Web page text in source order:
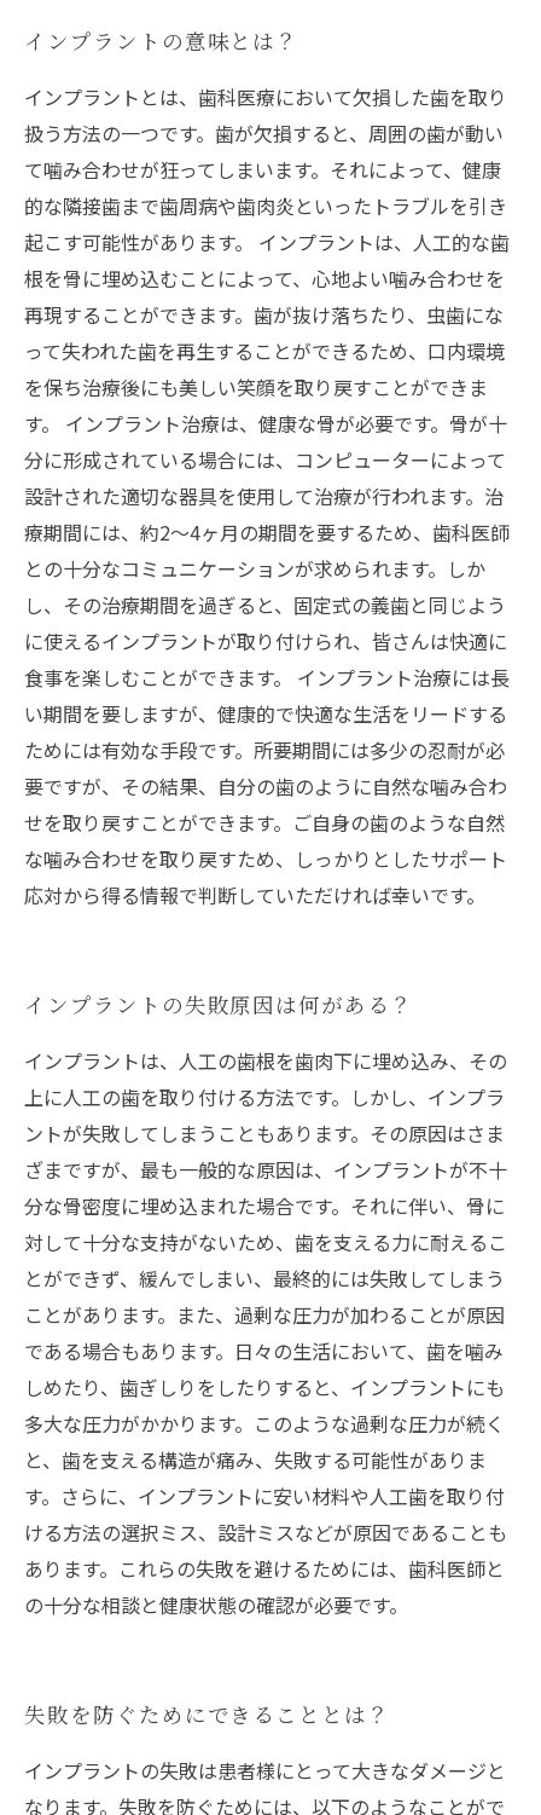
インプラントの意味とは？
インプラントとは、歯科医療において欠損した歯を取り
扱う方法の一つです。歯が欠損すると、周囲の歯が動い
て噛み合わせが狂ってしまいます。それによって、健康
的な隣接歯まで歯周病や歯肉炎といったトラブルを引き
起こす可能性があります。 インプラントは、人工的な歯
根を骨に埋め込むことによって、心地よい噛み合わせを
再現することができます。歯が抜け落ちたり、虫歯にな
って失われた歯を再生することができるため、口内環境
を保ち治療後にも美しい笑顔を取り戻すことができま
す。 インプラント治療は、健康な骨が必要です。骨が十
分に形成されている場合には、コンピューターによって
設計された適切な器具を使用して治療が行われます。治
療期間には、約2〜4ヶ月の期間を要するため、歯科医師
との十分なコミュニケーションが求められます。しか
し、その治療期間を過ぎると、固定式の義歯と同じよう
に使えるインプラントが取り付けられ、皆さんは快適に
食事を楽しむことができます。 インプラント治療には長
い期間を要しますが、健康的で快適な生活をリードする
ためには有効な手段です。所要期間には多少の忍耐が必
要ですが、その結果、自分の歯のように自然な噛み合わ
せを取り戻すことができます。ご自身の歯のような自然
な噛み合わせを取り戻すため、しっかりとしたサポート
応対から得る情報で判断していただければ幸いです。
インプラントの失敗原因は何がある？
インプラントは、人工の歯根を歯肉下に埋め込み、その
上に人工の歯を取り付ける方法です。しかし、インプラ
ントが失敗してしまうこともあります。その原因はさま
ざまですが、最も一般的な原因は、インプラントが不十
分な骨密度に埋め込まれた場合です。それに伴い、骨に
対して十分な支持がないため、歯を支える力に耐えるこ
とができず、緩んでしまい、最終的には失敗してしまう
ことがあります。また、過剰な圧力が加わることが原因
である場合もあります。日々の生活において、歯を噛み
しめたり、歯ぎしりをしたりすると、インプラントにも
多大な圧力がかかります。このような過剰な圧力が続く
と、歯を支える構造が痛み、失敗する可能性がありま
す。さらに、インプラントに安い材料や人工歯を取り付
ける方法の選択ミス、設計ミスなどが原因であることも
あります。これらの失敗を避けるためには、歯科医師と
の十分な相談と健康状態の確認が必要です。
失敗を防ぐためにできることとは？
インプラントの失敗は患者様にとって大きなダメージと
なります。失敗を防ぐためには、以下のようなことがで